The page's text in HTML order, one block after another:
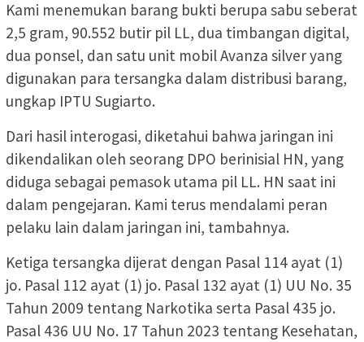
Kami menemukan barang bukti berupa sabu seberat
2,5 gram, 90.552 butir pil LL, dua timbangan digital,
dua ponsel, dan satu unit mobil Avanza silver yang
digunakan para tersangka dalam distribusi barang,
ungkap IPTU Sugiarto.
Dari hasil interogasi, diketahui bahwa jaringan ini
dikendalikan oleh seorang DPO berinisial HN, yang
diduga sebagai pemasok utama pil LL. HN saat ini
dalam pengejaran. Kami terus mendalami peran
pelaku lain dalam jaringan ini, tambahnya.
Ketiga tersangka dijerat dengan Pasal 114 ayat (1)
jo. Pasal 112 ayat (1) jo. Pasal 132 ayat (1) UU No. 35
Tahun 2009 tentang Narkotika serta Pasal 435 jo.
Pasal 436 UU No. 17 Tahun 2023 tentang Kesehatan,